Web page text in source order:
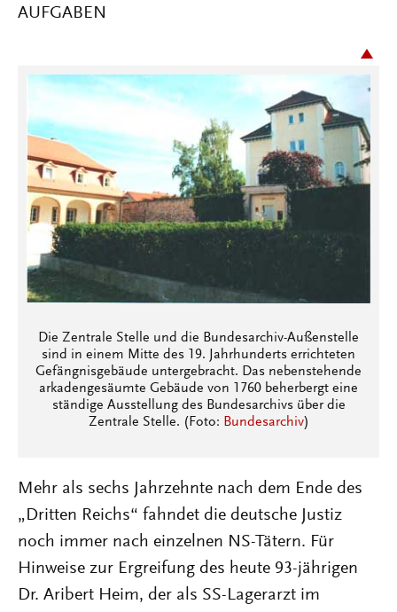
AUFGABEN
Die Zentrale Stelle und die Bundesarchiv-Außenstelle
sind in einem Mitte des 19. Jahrhunderts errichteten
Gefängnisgebäude untergebracht. Das nebenstehende
arkadengesäumte Gebäude von 1760 beherbergt eine
ständige Ausstellung des Bundesarchivs über die
Zentrale Stelle. (Foto: Bundesarchiv)
Mehr als sechs Jahrzehnte nach dem Ende des
„Dritten Reichs“ fahndet die deutsche Justiz
noch immer nach einzelnen NS-Tätern. Für
Hinweise zur Ergreifung des heute 93-jährigen
Dr. Aribert Heim, der als SS-Lagerarzt im